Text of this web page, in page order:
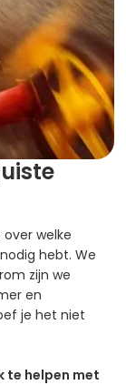
welke
hebt. We
zijn we
en
je het niet
te helpen met